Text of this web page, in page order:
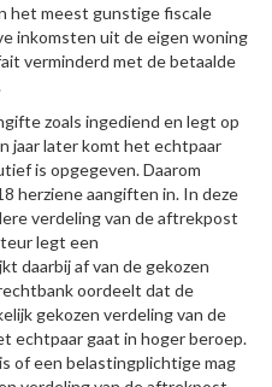
het meest gunstige fiscale
inkomsten uit de eigen woning
verminderd met de betaalde
zoals ingediend en legt op
jaar later komt het echtpaar
is opgegeven. Daarom
herziene aangiften in. In deze
verdeling van de aftrekpost
legt een
daarbij af van de gekozen
oordeelt dat de
gekozen verdeling van de
echtpaar gaat in hoger beroep.
of een belastingplichtige mag